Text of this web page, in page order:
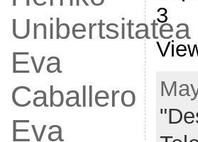
Unibertsitatea
Eva
Caballero
Eva
3